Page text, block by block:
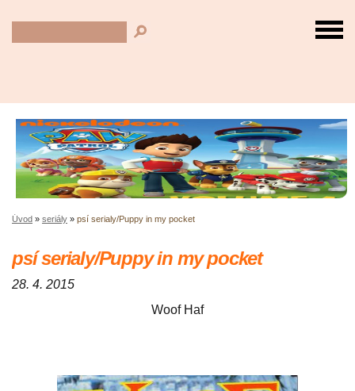
Úvod » seriály » psí serialy/Puppy in my pocket
psí serialy/Puppy in my pocket
28. 4. 2015
Woof Haf